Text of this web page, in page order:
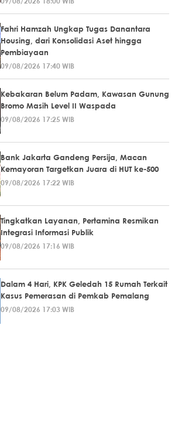
Fahri Hamzah Ungkap Tugas Danantara
Housing, dari Konsolidasi Aset hingga
Pembiayaan
09/08/2026 17:40 WIB
Kebakaran Belum Padam, Kawasan Gunung
Bromo Masih Level II Waspada
09/08/2026 17:25 WIB
Bank Jakarta Gandeng Persija, Macan
Kemayoran Targetkan Juara di HUT ke-500
09/08/2026 17:22 WIB
Tingkatkan Layanan, Pertamina Resmikan
Integrasi Informasi Publik
09/08/2026 17:16 WIB
Dalam 4 Hari, KPK Geledah 15 Rumah Terkait
Kasus Pemerasan di Pemkab Pemalang
09/08/2026 17:03 WIB